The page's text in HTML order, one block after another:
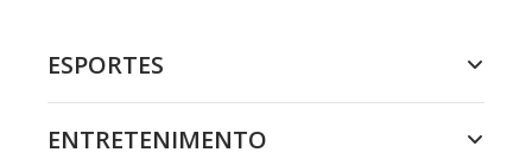
ESPORTES
ENTRETENIMENTO